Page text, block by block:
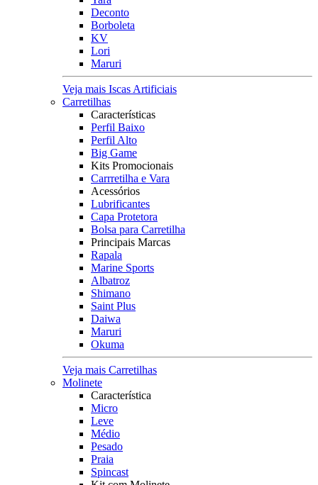
Deconto
Borboleta
KV
Lori
Maruri
Veja mais Iscas Artificiais
Carretilhas
Características
Perfil Baixo
Perfil Alto
Big Game
Kits Promocionais
Carrretilha e Vara
Acessórios
Lubrificantes
Capa Protetora
Bolsa para Carretilha
Principais Marcas
Rapala
Marine Sports
Albatroz
Shimano
Saint Plus
Daiwa
Maruri
Okuma
Veja mais Carretilhas
Molinete
Característica
Micro
Leve
Médio
Pesado
Praia
Spincast